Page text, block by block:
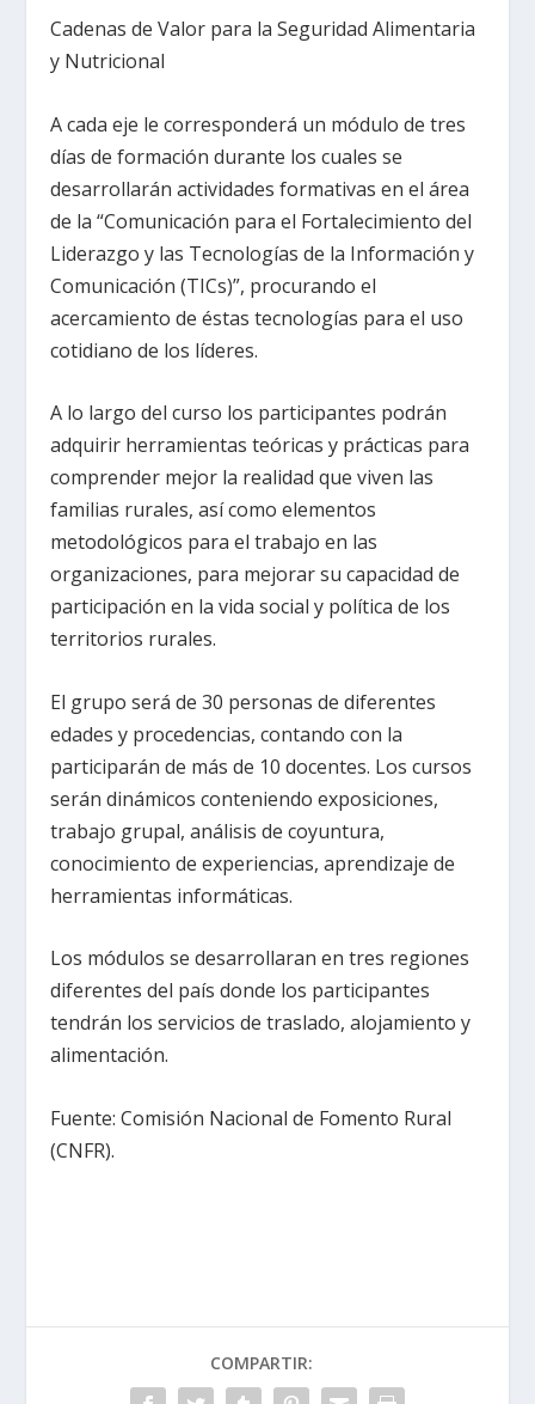
Cadenas de Valor para la Seguridad Alimentaria
y Nutricional
A cada eje le corresponderá un módulo de tres
días de formación durante los cuales se
desarrollarán actividades formativas en el área
de la “Comunicación para el Fortalecimiento del
Liderazgo y las Tecnologías de la Información y
Comunicación (TICs)”, procurando el
acercamiento de éstas tecnologías para el uso
cotidiano de los líderes.
A lo largo del curso los participantes podrán
adquirir herramientas teóricas y prácticas para
comprender mejor la realidad que viven las
familias rurales, así como elementos
metodológicos para el trabajo en las
organizaciones, para mejorar su capacidad de
participación en la vida social y política de los
territorios rurales.
El grupo será de 30 personas de diferentes
edades y procedencias, contando con la
participarán de más de 10 docentes. Los cursos
serán dinámicos conteniendo exposiciones,
trabajo grupal, análisis de coyuntura,
conocimiento de experiencias, aprendizaje de
herramientas informáticas.
Los módulos se desarrollaran en tres regiones
diferentes del país donde los participantes
tendrán los servicios de traslado, alojamiento y
alimentación.
Fuente: Comisión Nacional de Fomento Rural
(CNFR).
COMPARTIR: